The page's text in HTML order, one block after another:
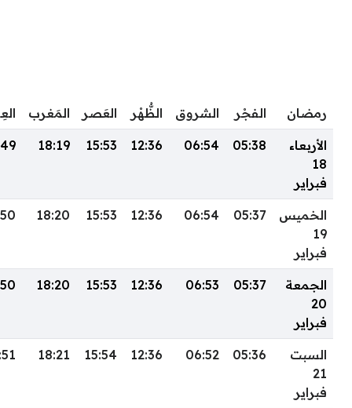
رمضان الفجْر الشروق الظُّهْر العَصر المَغرب
الأربعاء
18
فبراير
05:38
06:54
12:36
15:53
18:19
الخميس
19
فبراير
05:37
06:54
12:36
15:53
18:20
الجمعة
20
فبراير
05:37
06:53
12:36
15:53
18:20
السبت
21
فبراير
05:36
06:52
12:36
15:54
18:21